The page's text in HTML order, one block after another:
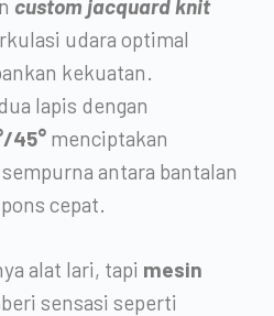
custom jacquard knit
udara optimal
kekuatan.
lapis dengan
45° menciptakan
antara bantalan
cepat.
alat lari, tapi mesin
sensasi seperti